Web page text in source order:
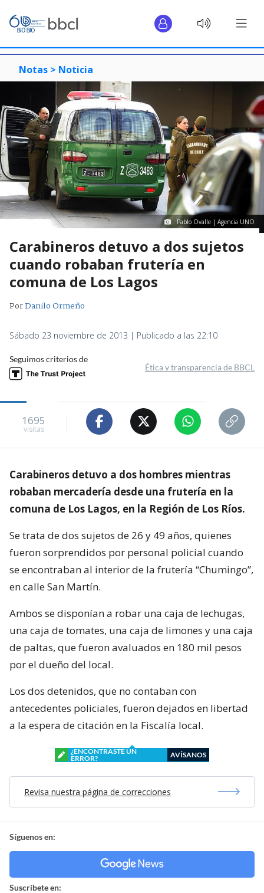
Notas > Noticia
Pablo Ovalle | Agencia UNO
Carabineros detuvo a dos sujetos
cuando robaban frutería en
comuna de Los Lagos
PorDanilo Ormeño
Sábado 23 noviembre de 2013 | Publicado a las 22:10
Seguimos criterios de
Ética y transparencia de BBCL
1695
visitas
Carabineros detuvo a dos hombres mientras
robaban mercadería desde una frutería en la
comuna de Los Lagos, en la Región de Los Ríos.
Se trata de dos sujetos de 26 y 49 años, quienes
fueron sorprendidos por personal policial cuando
se encontraban al interior de la frutería “Chumingo”,
en calle San Martín.
Ambos se disponían a robar una caja de lechugas,
una caja de tomates, una caja de limones y una caja
de paltas, que fueron avaluados en 180 mil pesos
por el dueño del local.
Los dos detenidos, que no contaban con
antecedentes policiales, fueron dejados en libertad
a la espera de citación en la Fiscalía local.
¿ENCONTRASTE UN
ERROR?
AVÍSANOS
Revisa nuestra página de correcciones
Síguenos en:
Suscríbete en: